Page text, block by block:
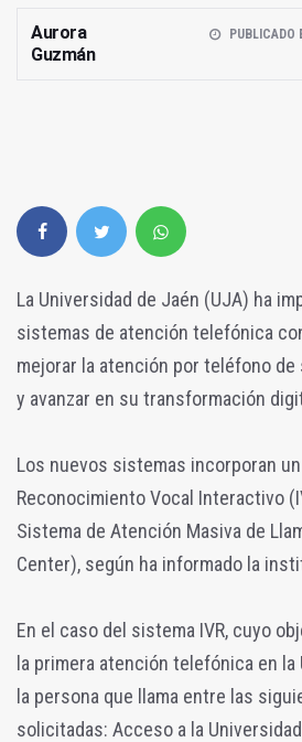
Aurora
Guzmán
PUBLICADO
La Universidad de Jaén (UJA) ha
sistemas de atención telefónica
mejorar la atención por teléfono
y avanzar en su transformación
Los nuevos sistemas incorporan
Reconocimiento Vocal Interactivo
Sistema de Atención Masiva de
Center), según ha informado la
En el caso del sistema IVR, cuyo
la primera atención telefónica en la
la persona que llama entre las
solicitadas: Acceso a la